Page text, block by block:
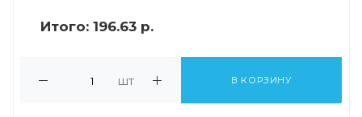
Итого: 196.63 р.
шт В КОРЗИНУ